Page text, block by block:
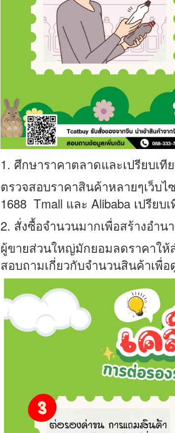
1. ศึกษาราคาตลาดและเปรียบเที
ตรวจสอบราคาสินค้าหลายๆเว็บไ
1688 Tmall และ Alibaba เปรียบ
2. สั่งซื้อจำนวนมากเพื่อสร้างอำน
ผู้ขายส่วนใหญ่มักยอมลดราคาใ
สอบถามเกี่ยวกับจำนวนสินค้าเพื่